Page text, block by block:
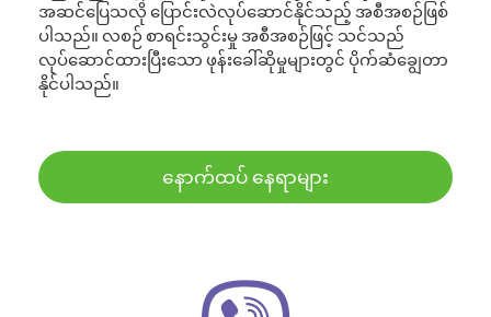
အဆင်ပြေသလို ပြောင်းလဲလုပ်ဆောင်နိုင်သည့် အစီအစဉ်ဖြစ်
ပါသည်။ လစဉ် စာရင်းသွင်းမှု အစီအစဉ်ဖြင့် သင်သည်
လုပ်ဆောင်ထားပြီးသော ဖုန်းခေါ်ဆိုမှုများတွင် ပိုက်ဆံချွေတာ
နိုင်ပါသည်။
နောက်ထပ် နေရာများ